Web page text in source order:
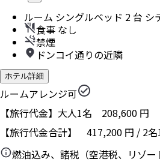
ルーム シングルベッド 2 台 シ
食事 なし
禁煙
ドンコイ通りの近隣
ホテル詳細
ルームアレンジ可
【旅行代金】大人1名 208,600 円
【旅行代金合計】 417,200 円 / 2名
燃油込み、諸税（空港税、リゾ